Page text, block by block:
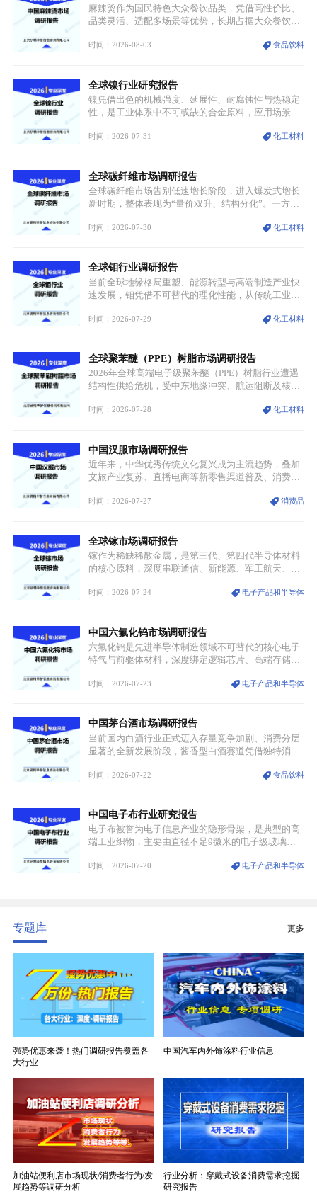
麻辣烫作为国民特色大众餐饮品类，凭借高性价比、
品类灵活、适配多场景等优势，长期占据大众餐饮重
型，叠加消费需求升级、线上流量变革、新零售业态
特点，在消费、创业、政策、技术多重驱动下，依旧
具备强劲的发展活力。
时间：2026-08-03 食品饮料
全球镍行业研究报告
镍凭借出色的机械强度、延展性、耐腐蚀性与热稳定
性，是工业体系中不可或缺的合金原料，应用场景横
用价值难以被替代。依托理化优势，镍被全球主要经
型为新能源核心战略矿产，全球产业形成“印尼掌控
资源与产能、中国主导消费与技术、工艺向低碳湿法
迭代、再生镍加速补位”的全新格局。
时间：2026-07-31 化工材料
全球碳纤维市场调研报告
全球碳纤维市场告别低速增长阶段，进入爆发式增长
新时期，整体表现为“量价双升、结构分化”。一方面
持续扩张；另一方面产品、需求、应用场景呈现明显
体规模扩张，高附加值领域与规模化工业应用形成两
大独立增长体系。
时间：2026-07-30 化工材料
全球钼行业调研报告
当前全球地缘格局重塑、能源转型与高端制造产业快
速发展，钼凭借不可替代的理化性能，从传统工业金
需格局重构、价值体系重估的新阶段。钼是典型难熔
贯穿传统工业、高端制造、军工、新能源等多个核心
产业，成为现代工业体系中不可或缺的基础材料。
时间：2026-07-29 化工材料
全球聚苯醚（PPE）树脂市场调研报告
2026年全球高端电子级聚苯醚（PPE）树脂行业遭遇
结构性供给危机，受中东地缘冲突、航运阻断及核心
停产，行业长期维持寡头垄断的供应链格局彻底瓦
价无市”的供给真空，并沿高频覆铜板、PCB电路板向
AI服务器、5G基站等高端电子终端持续传导，全产业
链生产、成本、交付均承受巨大压力。
时间：2026-07-28 化工材料
中国汉服市场调研报告
近年来，中华优秀传统文化复兴成为主流趋势，叠加
文旅产业复苏、直播电商等新零售渠道普及、消费群
服不再局限于传统节日、古风活动等小众场景，逐步
重要载体。同时，行业标准落地、生产技术升级、原
创设计能力提升，进一步夯实产业发展根基，吸引传
统服饰品牌、文旅企业等跨界入局，市场活力持续释
时间：2026-07-27 消费品
全球镓市场调研报告
镓作为稀缺稀散金属，是第三代、第四代半导体材料
的核心原料，深度串联通信、新能源、军工航天、光
与大国科技博弈的关键战略资源。镓并非传统大宗金
领域渗透”的战略体系，成为全球科技产业运转的刚
需资源。
时间：2026-07-24 电子产品和半导体
中国六氟化钨市场调研报告
六氟化钨是先进半导体制造领域不可替代的核心电子
特气与前驱体材料，深度绑定逻辑芯片、高端存储芯
沉积（CVD）、原子层沉积（ALD）工艺专用前驱体
密制造流程。
时间：2026-07-23 电子产品和半导体
中国茅台酒市场调研报告
当前国内白酒行业正式迈入存量竞争加剧、消费分层
显著的全新发展阶段，酱香型白酒赛道凭借独特消费
道。贵州茅台凭借独一无二的核心产区壁垒、刚性产
业。
时间：2026-07-22 食品饮料
中国电子布行业研究报告
电子布被誉为电子信息产业的隐形骨架，是典型的高
端工业织物，主要由直径不足9微米的电子级玻璃纤
生产制造过程中不可或缺的核心基材。电子布具备高
时间：2026-07-20 电子产品和半导体
专题库 更多
强势优惠来袭！热门调研报告覆盖各
大行业
中国汽车内外饰涂料行业信息
加油站便利店市场现状/消费者行为/发
展趋势等调研分析
行业分析：穿戴式设备消费需求挖掘
研究报告